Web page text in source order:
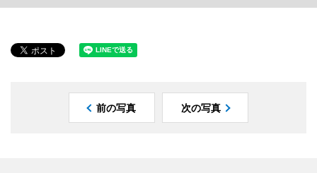
前の写真 次の写真